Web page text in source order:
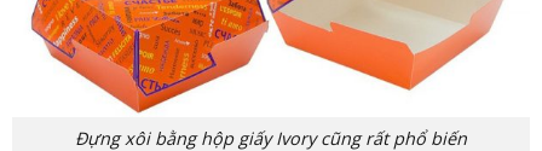
Đựng xôi bằng hộp giấy Ivory cũng rất phổ biến